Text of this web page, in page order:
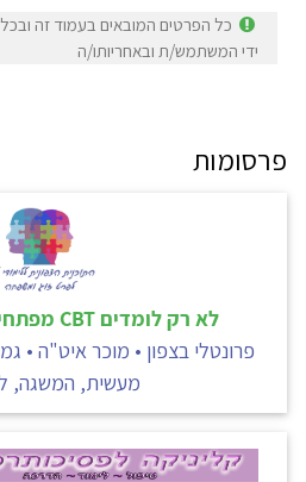
כל הפרטים המובאים בעמוד זה
ידי המשתמש/ת ובאחריותו/ה
פרסומות
לא רק לומדים CBT מפתחים חשיבה קלינית
פרונטלי בצפון • מוכר איט"ה •
מעשית, המשגה,